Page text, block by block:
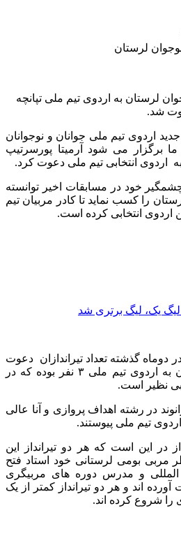
لرستان به اردوی تیم ملی تپانچه
شد.
اردوی تیم ملی جوانان و نوجوانان
۲۵ شهریور ما برگزار می شود آرمیتا پورسرتیپ
به اردوی انتخابی تیم ملی دعوت کرد.
خود در مسابقات اخیر توانسته
را کسب نماید تا کادر مربیان تیم
اردوی انتخابی کرده است.
لیگ یک، لیگ برتری شد
دوماه گذشته تعداد تیراندازان دعوت
شده هیات تیراندازی لرستان به اردوی تیم ملی ۳ نفر بوده که در
بی نظیر است.
در رشته اهداف پروازی و آنا عالی
تیم ملی پیوستند.
در این است که هر دو تیرانداز این
مربی بومی لرستانی خود استاد فتح
المللی و مدرس دوره های مربیگری
اند و هر دو تیرانداز کمتر از یک
را شروع کرده اند.